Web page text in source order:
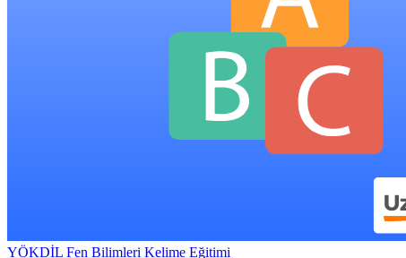
YÖKDİL Fen Bilimleri Kelime Eğitimi